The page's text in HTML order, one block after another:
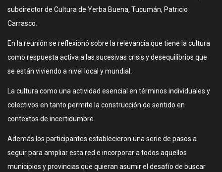
subdirector de Cultura de Yerba Buena, Tucumán, Patricio
Carrasco.
En la reunión se reflexionó sobre la relevancia que tiene la cultura
como respuesta activa a las sucesivas crisis y desequilibrios que
se están viviendo a nivel local y mundial.
La cultura como una actividad esencial en términos individuales y
colectivos en tanto permite la construcción de sentido en
contextos de incertidumbre.
Además los participantes establecieron una serie de pasos a
seguir para ampliar esta red e incorporar a todos aquellos
municipios y provincias que quieran asumir el desafío de buscar